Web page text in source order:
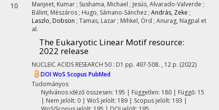
10 Manjeet, Kumar ; Sushama, Michael ; Jesús, Alvarado-Valverde ;
Bálint, Mészáros ; Hugo, Sámano‐Sánchez ; András, Zeke ;
Laszlo, Dobson ; Tamas, Lazar ; Mihkel, Örd ; Anurag, Nagpal et
al.
The Eukaryotic Linear Motif resource:
2022 release
NUCLEIC ACIDS RESEARCH 50 : D1 pp. 497-508. , 12 p. (2022)
DOIWoS Scopus PubMed
Tudományos
Nyilvános idéző összesen: 195 | Független: 180 | Függő: 15
| Nem jelölt: 0 | WoS jelölt: 189 | Scopus jelölt: 193 |